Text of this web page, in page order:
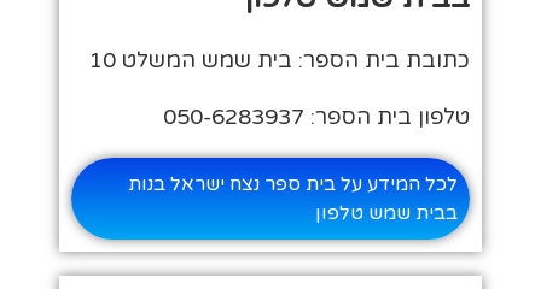
כתובת בית הספר: בית שמש המשלט 10
טלפון בית הספר: 050-6283937
לכל המידע על בית ספר נצח ישראל בנות
בבית שמש טלפון